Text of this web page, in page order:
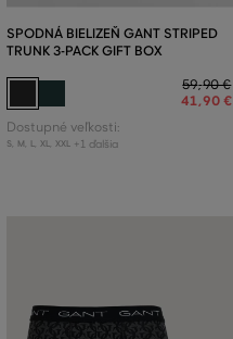
SPODNÁ BIELIZEŇ GANT STRIPED
TRUNK 3-PACK GIFT BOX
59,90 €
41,90 €
Dostupné veľkosti:
S, M L, XL, XXL +1 ďalšia